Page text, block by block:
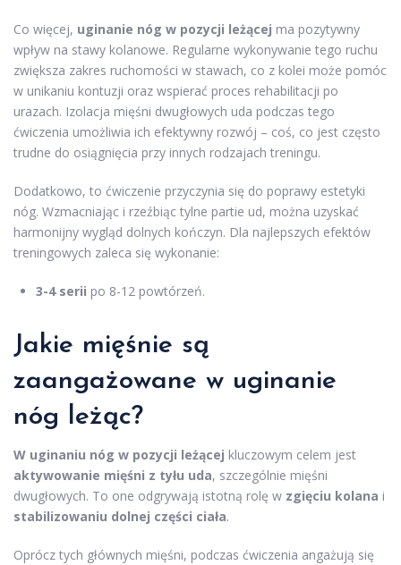
Co więcej, uginanie nóg w pozycji leżącej ma pozytywny
wpływ na stawy kolanowe. Regularne wykonywanie tego ruchu
zwiększa zakres ruchomości w stawach, co z kolei może pomóc
w unikaniu kontuzji oraz wspierać proces rehabilitacji po
urazach. Izolacja mięśni dwugłowych uda podczas tego
ćwiczenia umożliwia ich efektywny rozwój – coś, co jest często
trudne do osiągnięcia przy innych rodzajach treningu.
Dodatkowo, to ćwiczenie przyczynia się do poprawy estetyki
nóg. Wzmacniając i rzeźbiąc tylne partie ud, można uzyskać
harmonijny wygląd dolnych kończyn. Dla najlepszych efektów
treningowych zaleca się wykonanie:
3-4 serii po 8-12 powtórzeń.
Jakie mięśnie są
zaangażowane w uginanie
nóg leżąc?
W uginaniu nóg w pozycji leżącej kluczowym celem jest
aktywowanie mięśni z tyłu uda, szczególnie mięśni
dwugłowych. To one odgrywają istotną rolę w zgięciu kolana i
stabilizowaniu dolnej części ciała.
Oprócz tych głównych mięśni, podczas ćwiczenia angażują się